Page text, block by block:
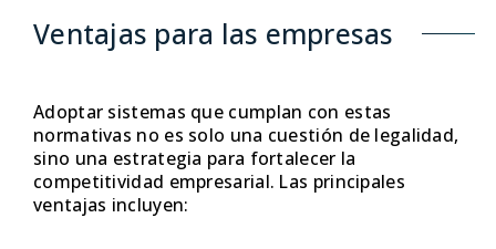
Ventajas para las empresas
Adoptar sistemas que cumplan con estas
normativas no es solo una cuestión de legalidad,
sino una estrategia para fortalecer la
competitividad empresarial. Las principales
ventajas incluyen: